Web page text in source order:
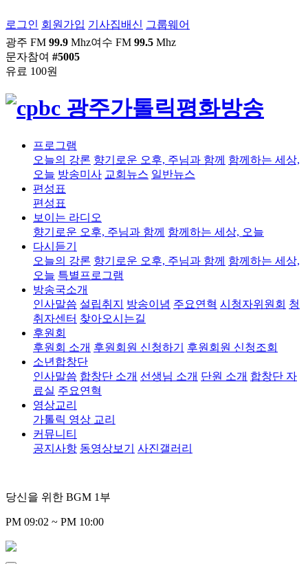
로그인 회원가입 기사집배신 그룹웨어
광주 FM 99.9 Mhz여수 FM 99.5 Mhz
문자참여 #5005
유료 100원
프로그램
오늘의 강론 향기로운 오후, 주님과 함께 함께하는 세상,
오늘 방송미사 교회뉴스 일반뉴스
편성표
편성표
보이는 라디오
향기로운 오후, 주님과 함께 함께하는 세상, 오늘
다시듣기
오늘의 강론 향기로운 오후, 주님과 함께 함께하는 세상,
오늘 특별프로그램
방송국소개
인사말씀 설립취지 방송이념 주요연혁 시청자위원회 청
취자센터 찾아오시는길
후원회
후원회 소개 후원회원 신청하기
후원회원 신청조회
소년합창단
인사말씀 합창단 소개 선생님 소개 단원 소개 합창단 자
료실 주요연혁
영상교리
가톨릭 영상 교리
커뮤니티
공지사항 동영상보기 사진갤러리
당신을 위한 BGM 1부
PM 09:02 ~ PM 10:00